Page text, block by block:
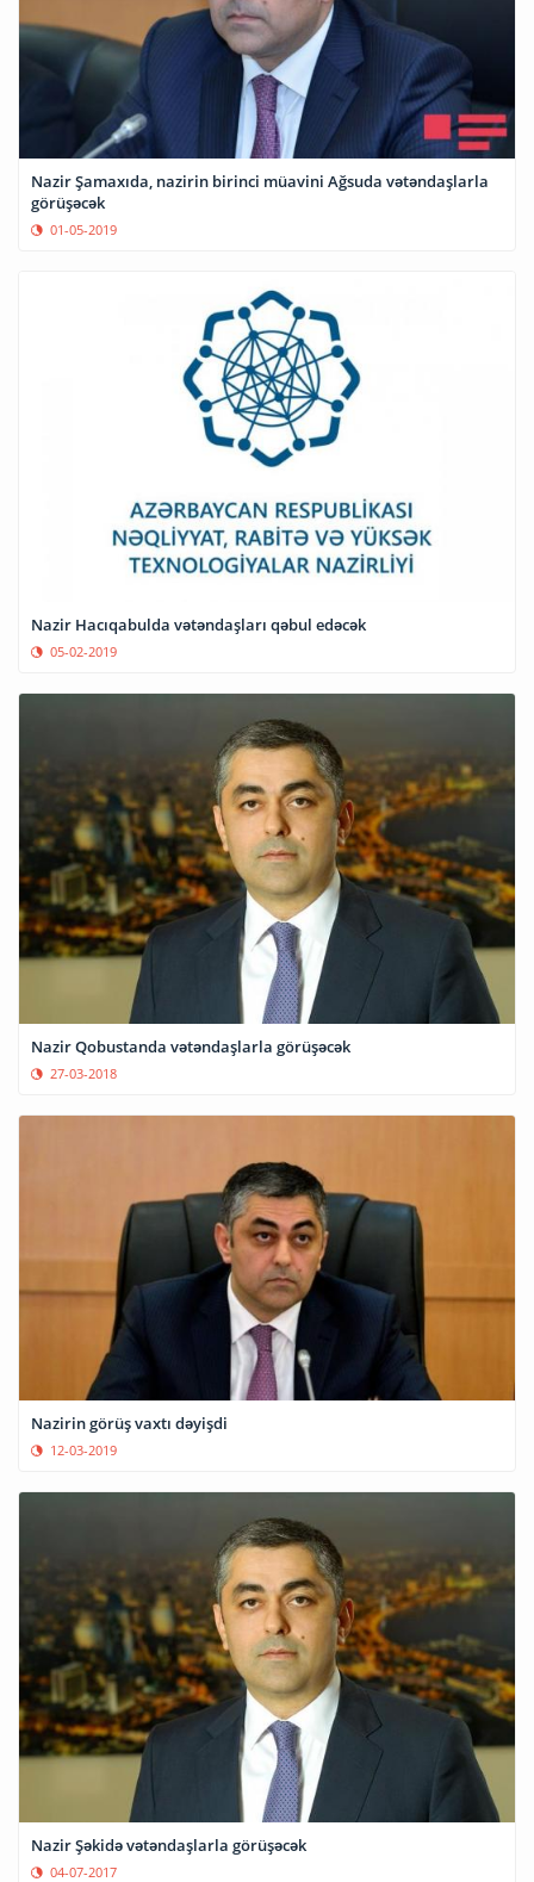
Nazir Şamaxıda, nazirin birinci müavini Ağsuda vətəndaşlarla
görüşəcək
01-05-2019
Nazir Hacıqabulda vətəndaşları qəbul edəcək
05-02-2019
Nazir Qobustanda vətəndaşlarla görüşəcək
27-03-2018
Nazirin görüş vaxtı dəyişdi
12-03-2019
Nazir Şəkidə vətəndaşlarla görüşəcək
04-07-2017